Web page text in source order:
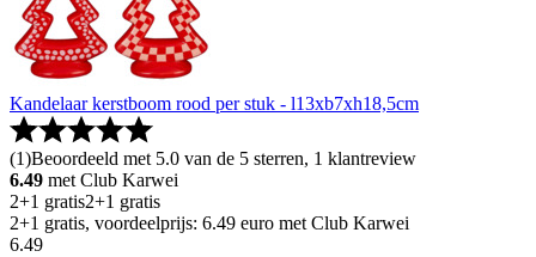
Kandelaar kerstboom rood per stuk - l13xb7xh18,5cm
(1)Beoordeeld met 5.0 van de 5 sterren, 1 klantreview
6.49 met Club Karwei
2+1 gratis2+1 gratis
2+1 gratis, voordeelprijs: 6.49 euro met Club Karwei
6.49